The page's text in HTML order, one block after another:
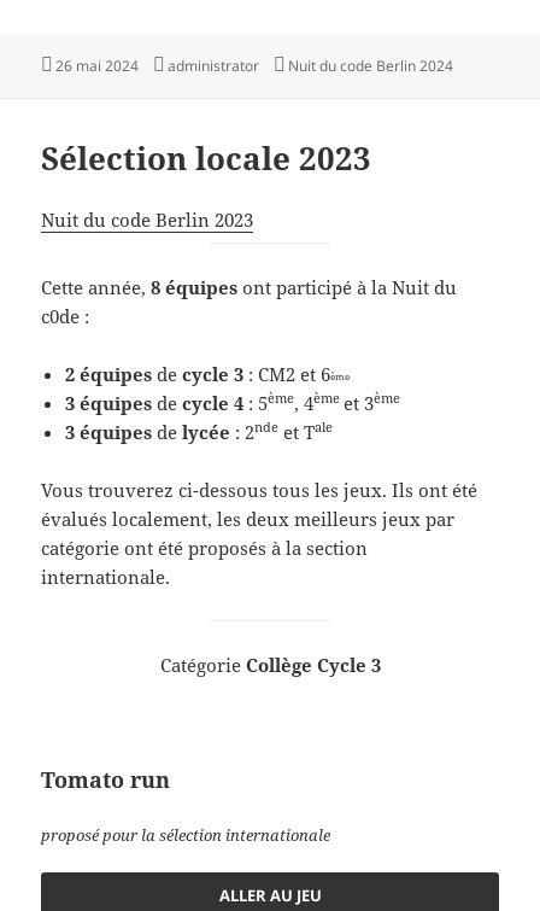
Publié
26 mai 2024 Auteur
administrator Catégories
Nuit du code Berlin 2024
Sélection locale 2023
Nuit du code Berlin 2023
Cette année,8 équipes ont participé à la Nuit du
c0de :
2 équipes decycle 3 : CM2 et 6ème
3 équipes de cycle 4 : 5ème, 4ème et 3ème
3 équipes delycée : 2nde et Tale
Vous trouverez ci-dessous tous les jeux. Ils ont été
évalués localement, les deux meilleurs jeux par
catégorie ont été proposés à la section
internationale.
Catégorie Collège Cycle 3
Tomato run
proposé pour la sélection internationale
ALLER AU JEU